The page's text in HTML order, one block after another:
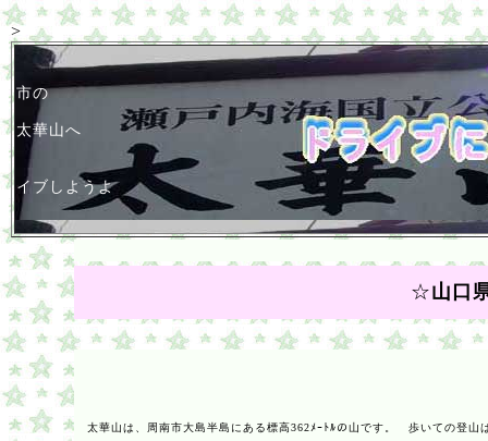
>
山口
市の
太華山へ
イブしようよ
☆山口
太華山は、周南市大島半島にある標高362ﾒｰﾄﾙの山です。 歩いての登山